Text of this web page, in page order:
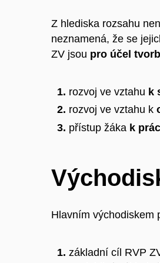
Z hlediska rozsahu
neznamená, že se
ZV jsou pro účel
rozvoj ve vztahu k
rozvoj ve vztahu k
přístup žáka k
Hlavním východiskem
základní cíl RVP